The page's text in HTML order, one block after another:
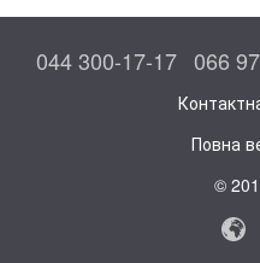
044 300-17-17 066
Повна
©